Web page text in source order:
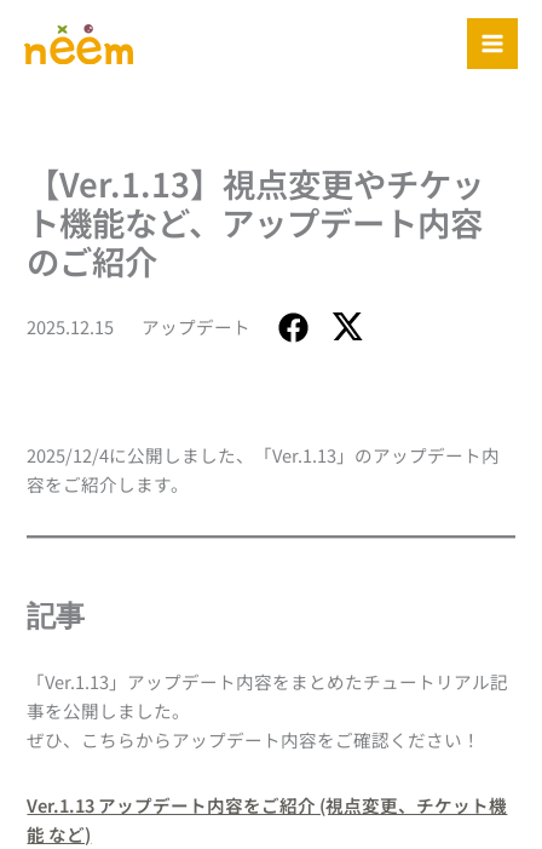
【Ver.1.13】視点変更やチケッ
ト機能など、アップデート内容
のご紹介
2025.12.15 アップデート
2025/12/4に公開しました、「Ver.1.13」のアップデート内
容をご紹介します。
記事
「Ver.1.13」アップデート内容をまとめたチュートリアル記
事を公開しました。
ぜひ、こちらからアップデート内容をご確認ください！
Ver.1.13 アップデート内容をご紹介 (視点変更、チケット機
能 など)